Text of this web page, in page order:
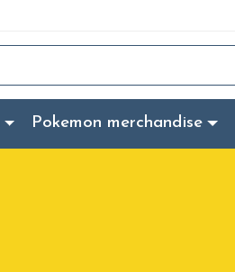
Pokemon merchandise